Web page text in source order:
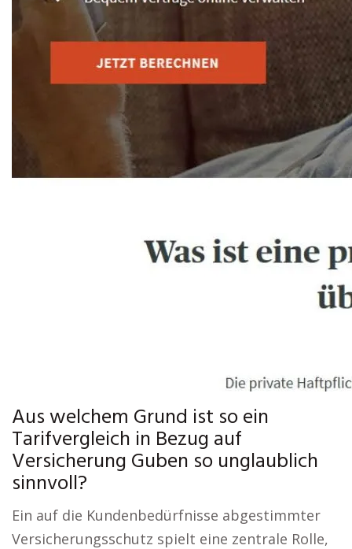
Aus welchem Grund ist so ein
Tarifvergleich in Bezug auf
Versicherung Guben so unglaublich
sinnvoll?
Ein auf die Kundenbedürfnisse abgestimmter
Versicherungsschutz spielt eine zentrale Rolle,